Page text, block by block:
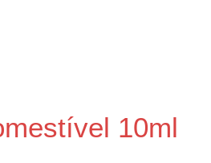
10ml